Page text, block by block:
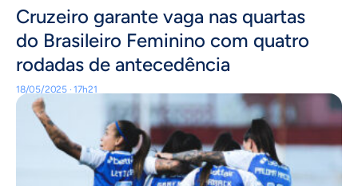
Cruzeiro garante vaga nas quartas
do Brasileiro Feminino com quatro
rodadas de antecedência
18/05/2025 · 17h21